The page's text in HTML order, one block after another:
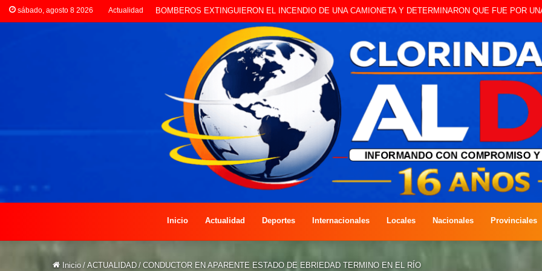
sábado, agosto 8 2026 Actualidad LA POLICÍA INVESTIGA ROBO A CAMBISTA OCURRIDO ESTE JUEVES
Inicio Actualidad Deportes Internacionales Locales Nacionales Provinciales
Inicio / ACTUALIDAD / CONDUCTOR EN APARENTE ESTADO DE EBRIEDAD TERMINO EN EL RÍO